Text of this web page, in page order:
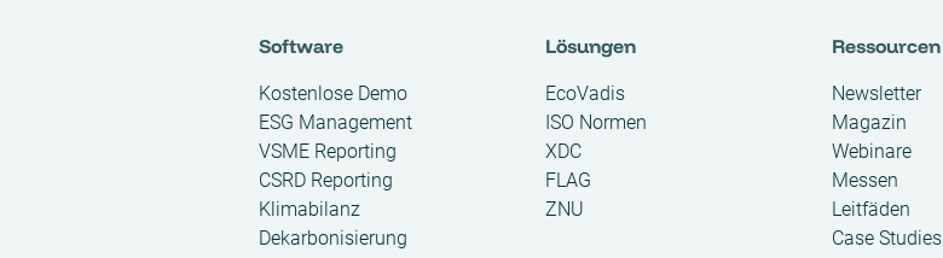
Software
Kostenlose Demo
ESG Management
VSME Reporting
CSRD Reporting
Klimabilanz
Dekarbonisierung
Lösungen
EcoVadis
ISO Normen
XDC
FLAG
ZNU
Ressourcen
Newsletter
Magazin
Webinare
Messen
Leitfäden
Case Studies